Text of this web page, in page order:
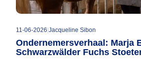
11-06-2026 Jacqueline Sibon
Ondernemersverhaal: Marja
Schwarzwälder Fuchs